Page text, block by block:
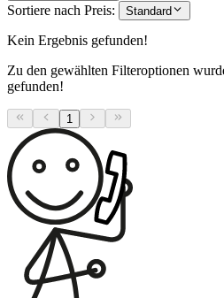
Sortiere nach Preis: Standard
Kein Ergebnis gefunden!
Zu den gewählten Filteroptionen
gefunden!
1